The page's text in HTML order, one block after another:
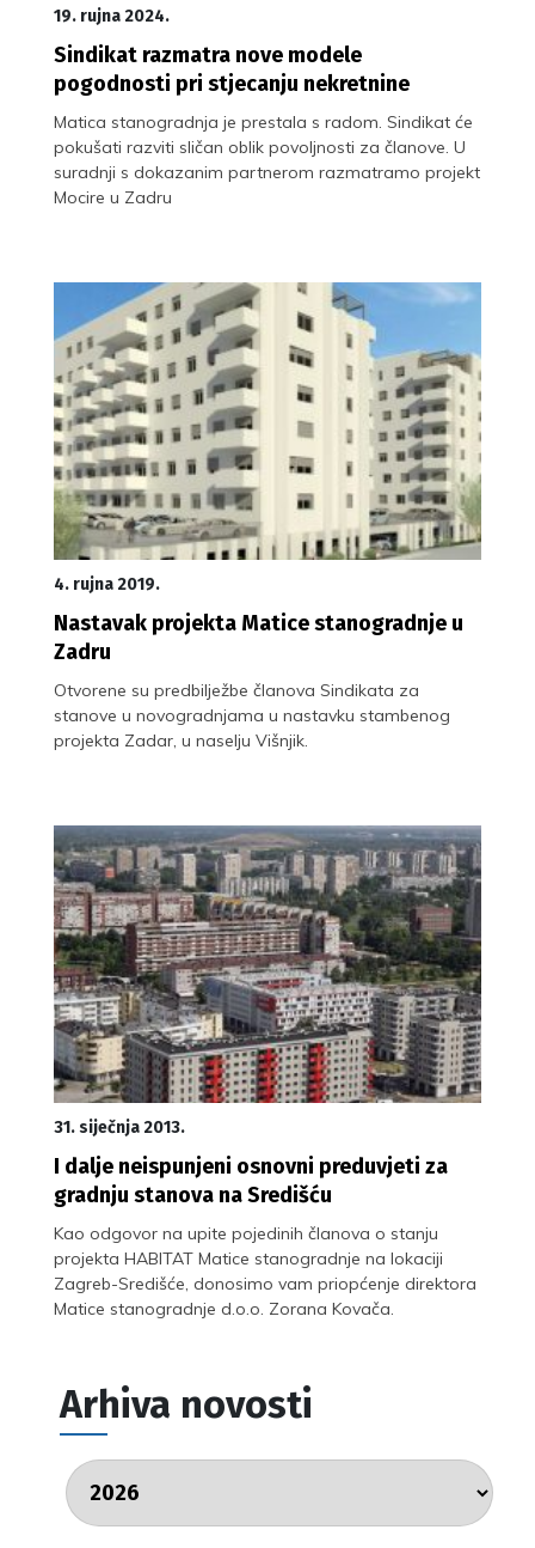
19. rujna 2024.
Sindikat razmatra nove modele
pogodnosti pri stjecanju nekretnine
Matica stanogradnja je prestala s radom. Sindikat će
pokušati razviti sličan oblik povoljnosti za članove. U
suradnji s dokazanim partnerom razmatramo projekt
Mocire u Zadru
4. rujna 2019.
Nastavak projekta Matice stanogradnje u
Zadru
Otvorene su predbilježbe članova Sindikata za
stanove u novogradnjama u nastavku stambenog
projekta Zadar, u naselju Višnjik.
31. siječnja 2013.
I dalje neispunjeni osnovni preduvjeti za
gradnju stanova na Središću
Kao odgovor na upite pojedinih članova o stanju
projekta HABITAT Matice stanogradnje na lokaciji
Zagreb-Središće, donosimo vam priopćenje direktora
Matice stanogradnje d.o.o. Zorana Kovača.
Arhiva novosti